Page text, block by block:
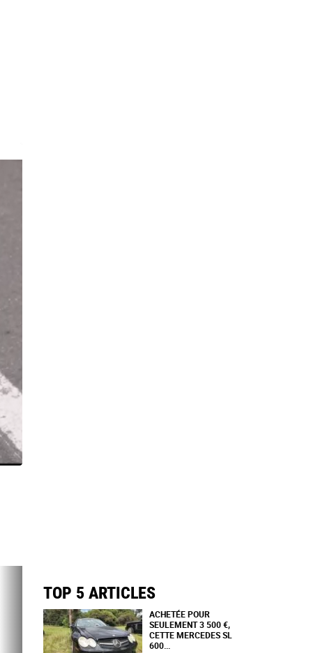
TOP 5 ARTICLES
ACHETÉE POUR
SEULEMENT 3 500 €,
CETTE MERCEDES SL
600...